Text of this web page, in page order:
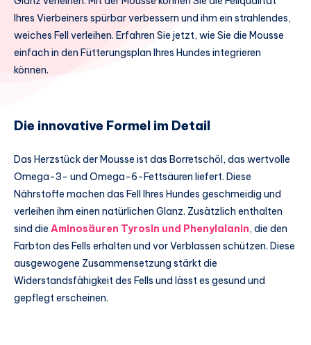
Ihres Vierbeiners spürbar verbessern und ihm ein strahlendes,
weiches Fell verleihen. Erfahren Sie jetzt, wie Sie die Mousse
einfach in den Fütterungsplan Ihres Hundes integrieren
können.
Die innovative Formel im Detail
Das Herzstück der Mousse ist das Borretschöl, das wertvolle
Omega-3- und Omega-6-Fettsäuren liefert. Diese
Nährstoffe machen das Fell Ihres Hundes geschmeidig und
verleihen ihm einen natürlichen Glanz. Zusätzlich enthalten
sind die Aminosäuren Tyrosin und Phenylalanin, die den
Farbton des Fells erhalten und vor Verblassen schützen. Diese
ausgewogene Zusammensetzung stärkt die
Widerstandsfähigkeit des Fells und lässt es gesund und
gepflegt erscheinen.